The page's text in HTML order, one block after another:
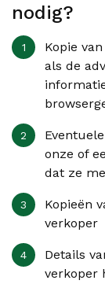
nodig?
Kopie
als de
onze of
dat ze
Kopieën
verkoper
Details
verkoper